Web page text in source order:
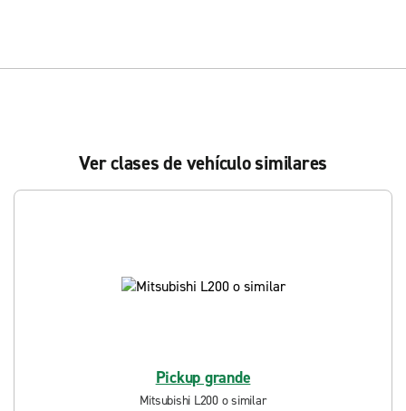
Ver clases de vehículo similares
Pickup grande
Mitsubishi L200 o similar